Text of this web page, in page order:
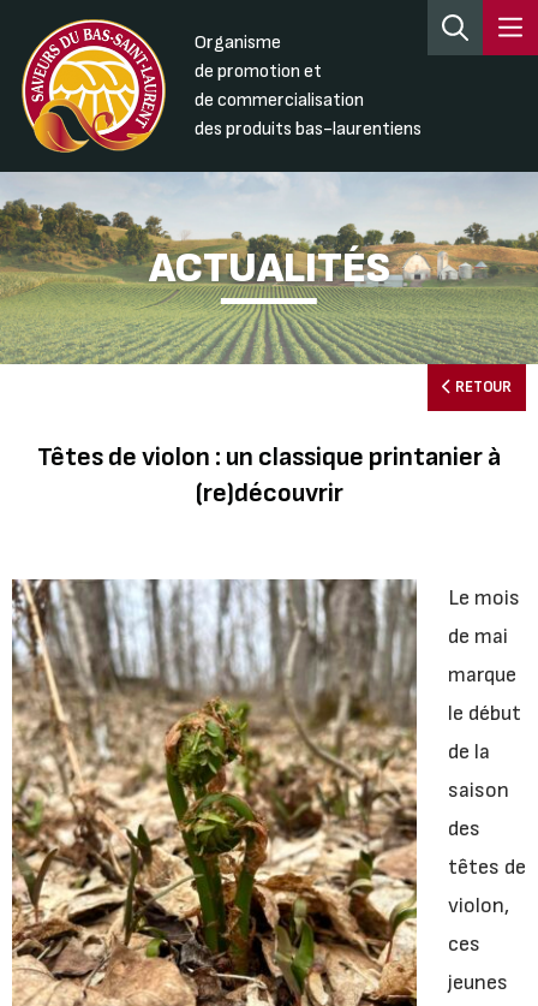
Organisme
de promotion et
de commercialisation
des produits bas-laurentiens
ACTUALITÉS
RETOUR
Têtes de violon : un classique printanier à
(re)découvrir
Le mois
de mai
marque
le début
de la
saison
des
têtes de
violon,
ces
jeunes